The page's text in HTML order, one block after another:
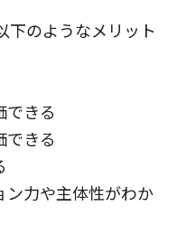
下のようなメリット
できる
できる
力や主体性がわか